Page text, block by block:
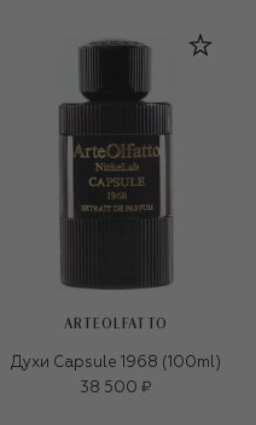
ARTEOLFATTO
Духи Capsule 1968 (100ml)
38 500 ₽